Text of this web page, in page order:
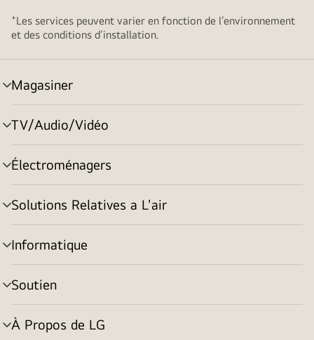
+Les services peuvent varier en fonction de l’environnement
et des conditions d’installation.
Magasiner
menu
basculement
TV/Audio/Vidéo
menu
basculement
Électroménagers
menu
basculement
Solutions Relatives a L'air
menu
basculement
Informatique
menu
basculement
Soutien
menu
basculement
À Propos de LG
menu